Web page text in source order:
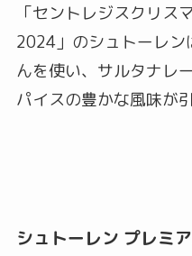
「セントレジスクリス
2024」のシュトーレン
んを使い、サルタナレ
パイスの豊かな風味が
シュトーレン プレミ